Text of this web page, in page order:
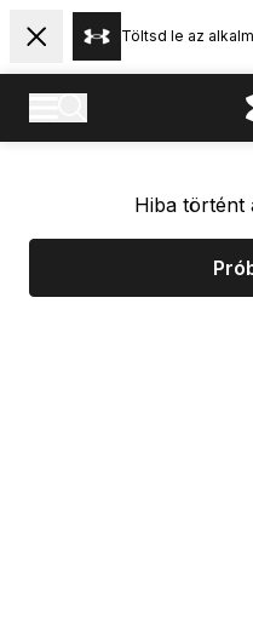
Töltsd le az
Hiba történt